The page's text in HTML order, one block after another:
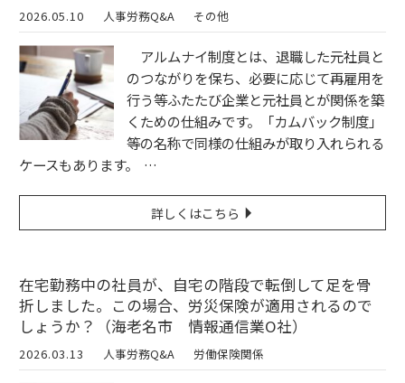
2026.05.10 人事労務Q&A その他
アルムナイ制度とは、退職した元社員と
のつながりを保ち、必要に応じて再雇用を
行う等ふたたび企業と元社員とが関係を築
くための仕組みです。「カムバック制度」
等の名称で同様の仕組みが取り入れられる
ケースもあります。 …
詳しくはこちら
在宅勤務中の社員が、自宅の階段で転倒して足を骨
折しました。この場合、労災保険が適用されるので
しょうか？（海老名市 情報通信業O社）
2026.03.13 人事労務Q&A 労働保険関係